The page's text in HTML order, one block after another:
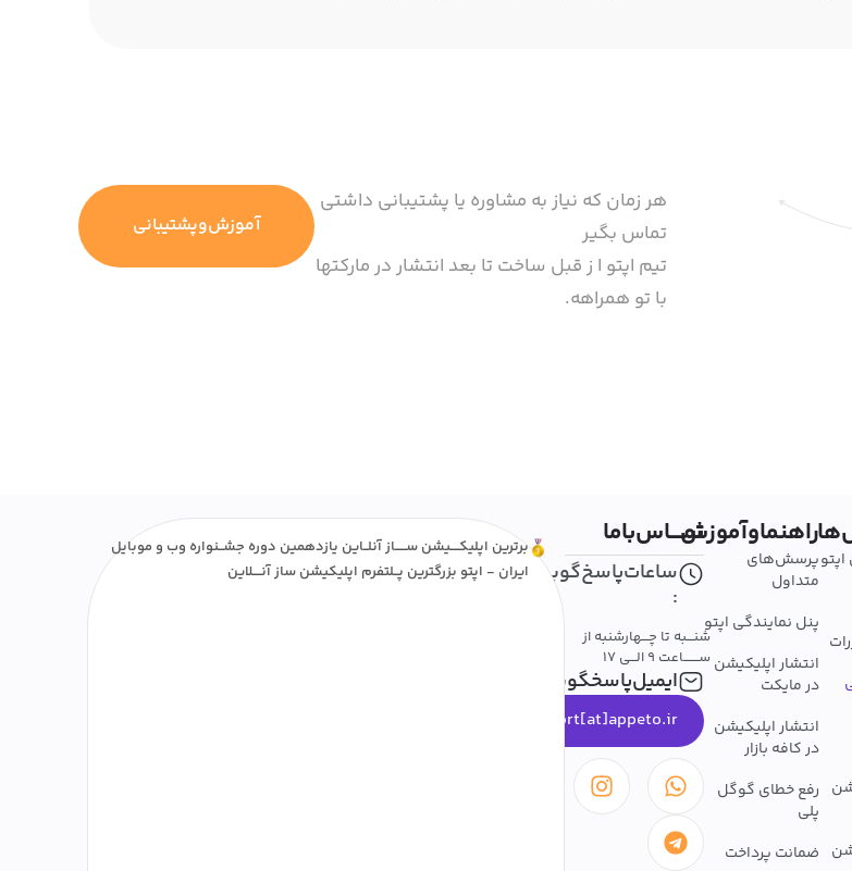
هر زمان که نیاز به مشاوره یا پشتیبانی داشتی
تماس بگیر
تیم اپتو ا ز قبل ساخت تا بعد انتشار در مارکتها
با تو همراهه.
آموزش‌وپشتیبانی
راهنماوآموزش
پرسش‌های
متداول
پنل نمایندگی اپتو
انتشار اپلیکیشن
در مایکت
انتشار اپلیکیشن
در کافه بازار
رفع خطای گوگل
پلی
ضمانت پرداخت
تمــــاس‌باما
ساعات‌پاسخ‌گویی
:
شنـــبه تا چـــهارشنبه از
ســـــــاعت 9 الـــی 17
ایمیل‌پاسخگویی
support[at]appeto.ir
برترین اپلیکــــیشن ســـــاز آنلــاین یازدهمین دوره جشــنواره وب و موبایل
ایران - اپتو بزرگترین پــلتفرم اپلیکیشن ساز آنــــلاین